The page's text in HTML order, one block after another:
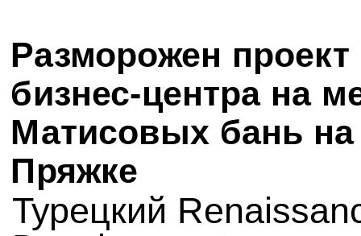
Разморожен проект
бизнес-центра на
Матисовых бань на
Пряжке
Турецкий